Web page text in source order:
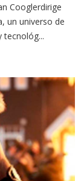
Cooglerdirige
un universo de
tecnológ...